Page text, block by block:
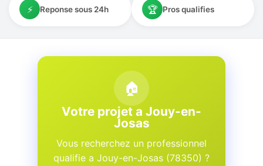
⚡ Reponse sous 24h 🏆 Pros qualifies
🏠
Votre projet a Jouy-en-
Josas
Vous recherchez un professionnel
qualifie a Jouy-en-Josas (78350) ?